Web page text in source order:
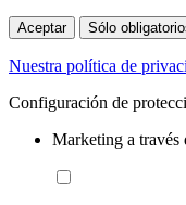
Aceptar Sólo
Nuestra política de
Configuración de
Marketing a través